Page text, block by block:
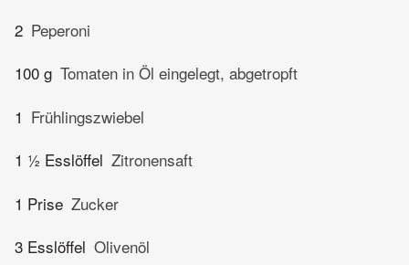
2 Peperoni
100 g Tomaten in Öl eingelegt, abgetropft
1 Frühlingszwiebel
1 ½ Esslöffel Zitronensaft
1 Prise Zucker
3 Esslöffel Olivenöl